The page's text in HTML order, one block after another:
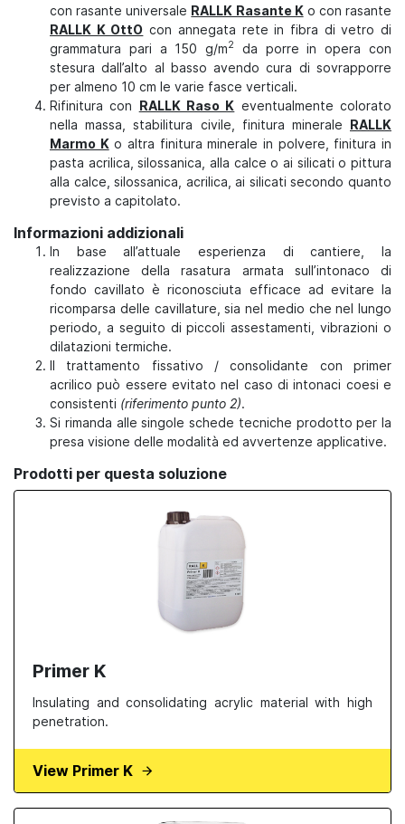
con rasante universale RALLK Rasante Ko con rasante
RALLK K OttO con annegata rete in fibra di vetro di
grammatura pari a 150 g/m2
da porre in opera con
stesura dall’alto al basso avendo cura di sovrapporre
per almeno 10 cm le varie fasce verticali.
Rifinitura con RALLK Raso K eventualmente colorato
nella massa, stabilitura civile, finitura minerale RALLK
Marmo Ko altra finitura minerale in polvere, finitura in
pasta acrilica, silossanica, alla calce o ai silicati o pittura
alla calce, silossanica, acrilica, ai silicati secondo quanto
previsto a capitolato.
Informazioni addizionali
In base all’attuale esperienza di cantiere, la
realizzazione della rasatura armata sull’intonaco di
fondo cavillato è riconosciuta efficace ad evitare la
ricomparsa delle cavillature, sia nel medio che nel lungo
periodo, a seguito di piccoli assestamenti, vibrazioni o
dilatazioni termiche.
Il trattamento fissativo / consolidante con primer
acrilico può essere evitato nel caso di intonaci coesi e
consistenti (riferimento punto 2).
Si rimanda alle singole schede tecniche prodotto per la
presa visione delle modalità ed avvertenze applicative.
Prodotti per questa soluzione
Primer K
Insulating and consolidating acrylic material with high
penetration.
View Primer K